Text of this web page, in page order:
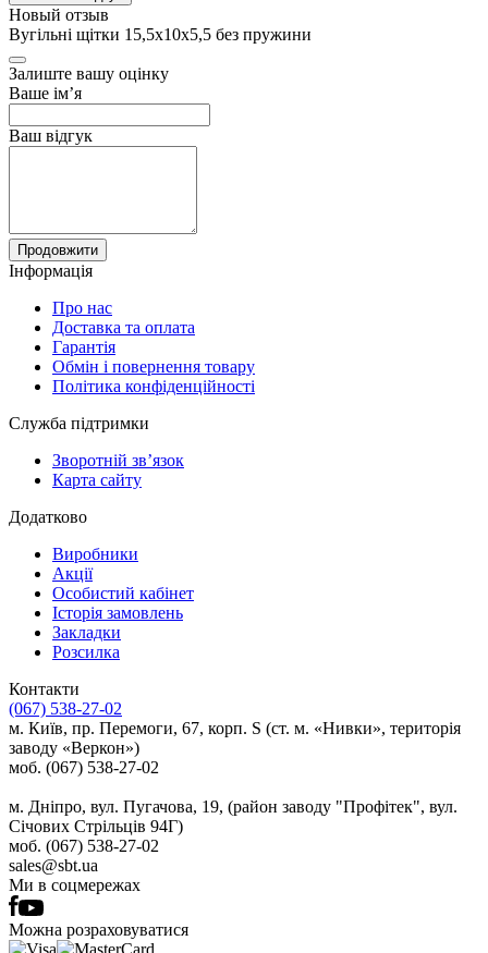
Новый отзыв
Вугільні щітки 15,5х10х5,5 без пружини
Залиште вашу оцінку
Ваше ім’я
Ваш відгук
Продовжити
Інформація
Про нас
Доставка та оплата
Гарантія
Обмін і повернення товару
Політика конфіденційності
Служба підтримки
Зворотній зв’язок
Карта сайту
Додатково
Виробники
Акції
Особистий кабінет
Історія замовлень
Закладки
Розсилка
Контакти
(067) 538-27-02
м. Київ, пр. Перемоги, 67, корп. S (ст. м. «Нивки», територія
заводу «Веркон»)
моб. (067) 538-27-02
м. Дніпро, вул. Пугачова, 19, (район заводу "Профітек", вул.
Січових Стрільців 94Г)
моб. (067) 538-27-02
sales@sbt.ua
Ми в соцмережах
Можна розраховуватися